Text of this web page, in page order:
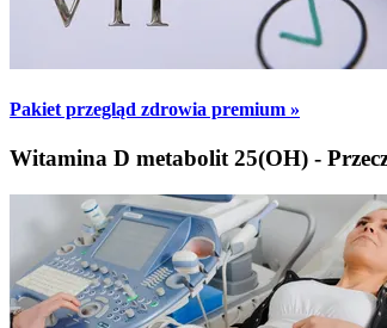
Pakiet przegląd zdrowia premium »
Witamina D metabolit 25(OH) -